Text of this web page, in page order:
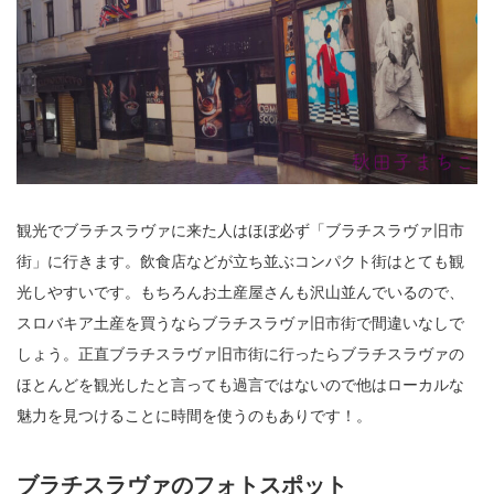
観光でブラチスラヴァに来た人はほぼ必ず「ブラチスラヴァ旧市
街」に行きます。飲食店などが立ち並ぶコンパクト街はとても観
光しやすいです。もちろんお土産屋さんも沢山並んでいるので、
スロバキア土産を買うならブラチスラヴァ旧市街で間違いなしで
しょう。正直ブラチスラヴァ旧市街に行ったらブラチスラヴァの
ほとんどを観光したと言っても過言ではないので他はローカルな
魅力を見つけることに時間を使うのもありです！。
ブラチスラヴァのフォトスポット